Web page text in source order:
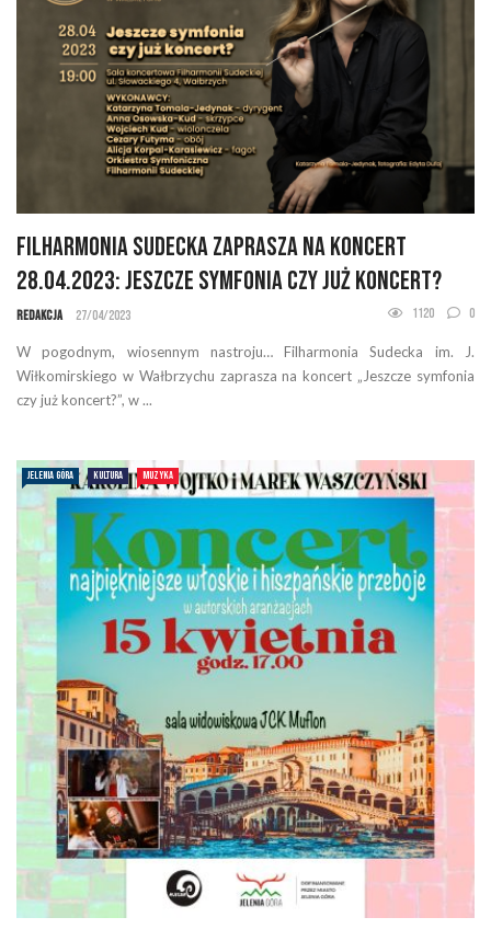
Filharmonia Sudecka zaprasza na koncert
28.04.2023: Jeszcze symfonia czy już koncert?
Redakcja 27/04/2023 1120 0
W pogodnym, wiosennym nastroju… Filharmonia Sudecka im. J.
Wiłkomirskiego w Wałbrzychu zaprasza na koncert „Jeszcze symfonia
czy już koncert?”, w ...
JELENIA GÓRA KULTURA MUZYKA